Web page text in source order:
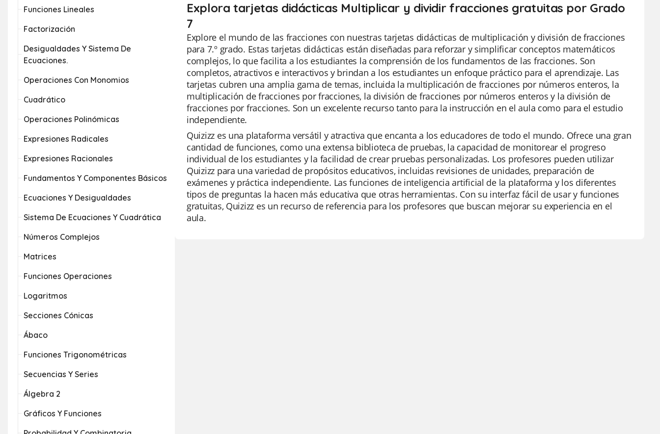
Funciones Lineales
Factorización
Desigualdades Y Sistema De
Ecuaciones.
Operaciones Con Monomios
Cuadrático
Operaciones Polinómicas
Expresiones Radicales
Expresiones Racionales
Fundamentos Y Componentes Básicos
Ecuaciones Y Desigualdades
Sistema De Ecuaciones Y Cuadrática
Números Complejos
Matrices
Funciones Operaciones
Logaritmos
Secciones Cónicas
Ábaco
Funciones Trigonométricas
Secuencias Y Series
Álgebra 2
Gráficos Y Funciones
Explora tarjetas didácticas Multiplicar y dividir fracciones gratuitas por Grado
7
Explore el mundo de las fracciones con nuestras tarjetas didácticas de multiplicación y división de fracciones
para 7.º grado. Estas tarjetas didácticas están diseñadas para reforzar y simplificar conceptos matemáticos
complejos, lo que facilita a los estudiantes la comprensión de los fundamentos de las fracciones. Son
completos, atractivos e interactivos y brindan a los estudiantes un enfoque práctico para el aprendizaje. Las
tarjetas cubren una amplia gama de temas, incluida la multiplicación de fracciones por números enteros, la
multiplicación de fracciones por fracciones, la división de fracciones por números enteros y la división de
fracciones por fracciones. Son un excelente recurso tanto para la instrucción en el aula como para el estudio
independiente.
Quizizz es una plataforma versátil y atractiva que encanta a los educadores de todo el mundo. Ofrece una gran
cantidad de funciones, como una extensa biblioteca de pruebas, la capacidad de monitorear el progreso
individual de los estudiantes y la facilidad de crear pruebas personalizadas. Los profesores pueden utilizar
Quizizz para una variedad de propósitos educativos, incluidas revisiones de unidades, preparación de
exámenes y práctica independiente. Las funciones de inteligencia artificial de la plataforma y los diferentes
tipos de preguntas la hacen más educativa que otras herramientas. Con su interfaz fácil de usar y funciones
gratuitas, Quizizz es un recurso de referencia para los profesores que buscan mejorar su experiencia en el
aula.